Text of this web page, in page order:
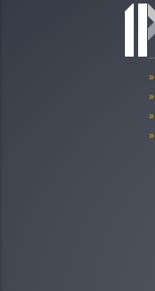
»
»
»
»